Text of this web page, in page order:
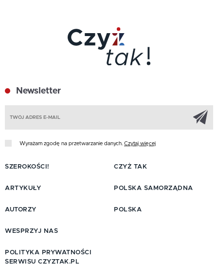
Newsletter
Wyrażam zgodę na przetwarzanie danych. Czytaj więcej
SZEROKOŚCI!
ARTYKUŁY
AUTORZY
CZYŻ TAK
POLSKA SAMORZĄDNA
POLSKA
WESPRZYJ NAS
POLITYKA PRYWATNOŚCI
SERWISU CZYZTAK.PL